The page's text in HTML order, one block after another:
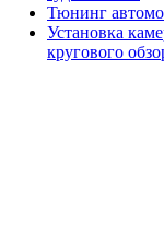
Тюнинг
Установка
кругового